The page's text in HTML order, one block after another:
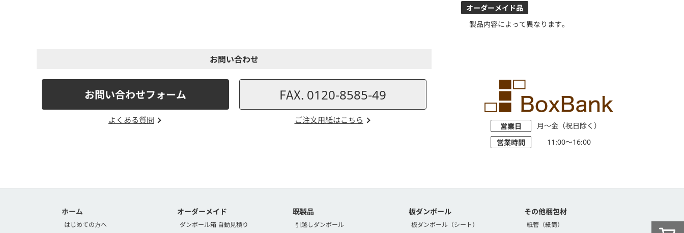
オーダーメイド品
製品内容によって異なります。
お問い合わせ
お問い合わせフォーム
よくある質問
FAX. 0120-8585-49
ご注文用紙はこちら
営業日
月～金（祝日除く）
営業時間
11:00～16:00
ホーム
はじめての方へ
オーダーメイド
ダンボール箱 自動見積り
既製品
引越しダンボール
板ダンボール
板ダンボール（シート）
その他梱包材
紙管（紙筒）